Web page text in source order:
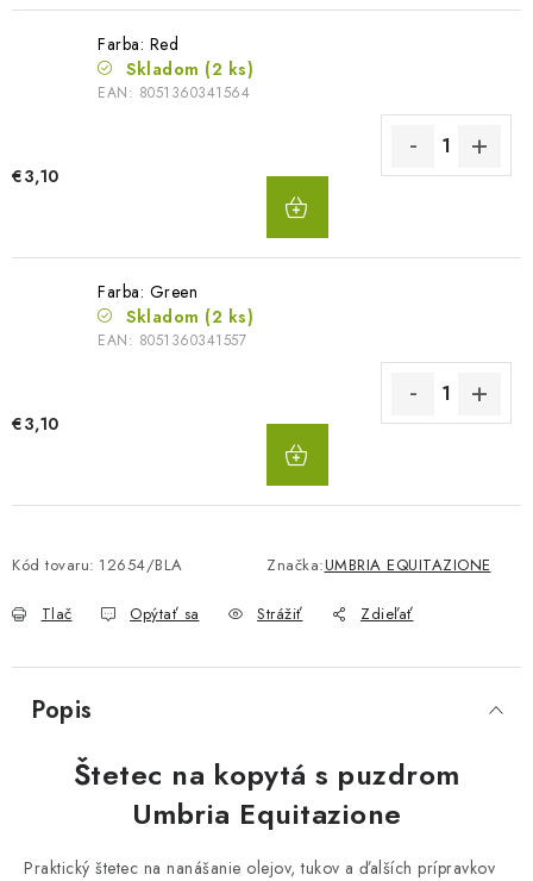
Farba: Red
Skladom (2 ks)
EAN: 8051360341564
€3,10
Farba: Green
Skladom (2 ks)
EAN: 8051360341557
€3,10
Kód tovaru: 12654/BLA Značka:UMBRIA EQUITAZIONE
Tlač Opýtať sa Strážiť Zdieľať
Popis
Štetec na kopytá s puzdrom
Umbria Equitazione
Praktický štetec na nanášanie olejov, tukov a ďalších prípravkov